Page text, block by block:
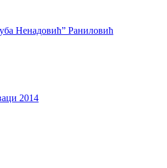
Ненадовић” Раниловић
2014